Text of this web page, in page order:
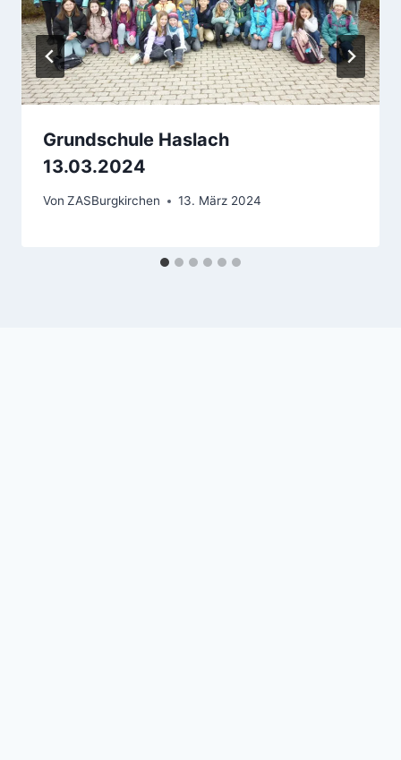
Grundschule Haslach
13.03.2024
Von ZASBurgkirchen 13. März 2024